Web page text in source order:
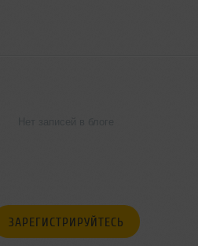
ЗАРЕГИСТРИРУЙТЕСЬ